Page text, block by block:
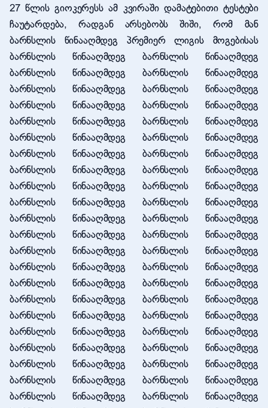
27 წლის გიოკერესს ამ კვირაში დამატებითი ტესტები
ჩაუტარდება, რადგან არსებობს შიში, რომ მან
ბარნსლის წინააღმდეგ პრემიერ ლიგის მოგებისას
ბარნსლის წინააღმდეგ ბარნსლის წინააღმდეგ
ბარნსლის წინააღმდეგ ბარნსლის წინააღმდეგ
ბარნსლის წინააღმდეგ ბარნსლის წინააღმდეგ
ბარნსლის წინააღმდეგ ბარნსლის წინააღმდეგ
ბარნსლის წინააღმდეგ ბარნსლის წინააღმდეგ
ბარნსლის წინააღმდეგ ბარნსლის წინააღმდეგ
ბარნსლის წინააღმდეგ ბარნსლის წინააღმდეგ
ბარნსლის წინააღმდეგ ბარნსლის წინააღმდეგ
ბარნსლის წინააღმდეგ ბარნსლის წინააღმდეგ
ბარნსლის წინააღმდეგ ბარნსლის წინააღმდეგ
ბარნსლის წინააღმდეგ ბარნსლის წინააღმდეგ
ბარნსლის წინააღმდეგ ბარნსლის წინააღმდეგ
ბარნსლის წინააღმდეგ ბარნსლის წინააღმდეგ
ბარნსლის წინააღმდეგ ბარნსლის წინააღმდეგ
ბარნსლის წინააღმდეგ ბარნსლის წინააღმდეგ
ბარნსლის წინააღმდეგ ბარნსლის წინააღმდეგ
ბარნსლის წინააღმდეგ ბარნსლის წინააღმდეგ
ბარნსლის წინააღმდეგ ბარნსლის წინააღმდეგ
ბარნსლის წინააღმდეგ ბარნსლის წინააღმდეგ
ბარნსლის წინააღმდეგ ბარნსლის წინააღმდეგ
ბარნსლის წინააღმდეგ ბარნსლის წინააღმდეგ
ბარნსლის წინააღმდეგ ბარნსლის წინააღმდეგ